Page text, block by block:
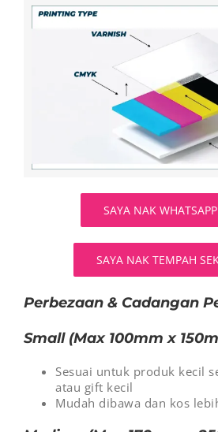
SAYA NAK
SAYA NAK TEMPAH
Perbezaan & Cadangan
Small (Max 100mm x
Sesuai untuk produk kecil
atau gift kecil
Mudah dibawa dan kos